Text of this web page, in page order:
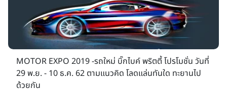
MOTOR EXPO 2019 -รถใหม่ บิ๊กไบค์ พริตตี้ โปรโมชั่น วันที่
29 พ.ย. - 10 ธ.ค. 62 ตามแนวคิด โลดแล่นทันใด ทะยานไป
ด้วยกัน